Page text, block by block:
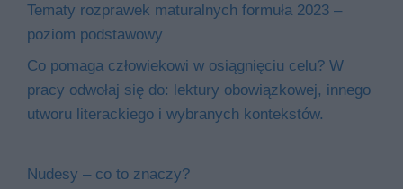
Tematy rozprawek maturalnych formuła 2023 –
poziom podstawowy
Co pomaga człowiekowi w osiągnięciu celu? W
pracy odwołaj się do: lektury obowiązkowej, innego
utworu literackiego i wybranych kontekstów.
Nudesy – co to znaczy?